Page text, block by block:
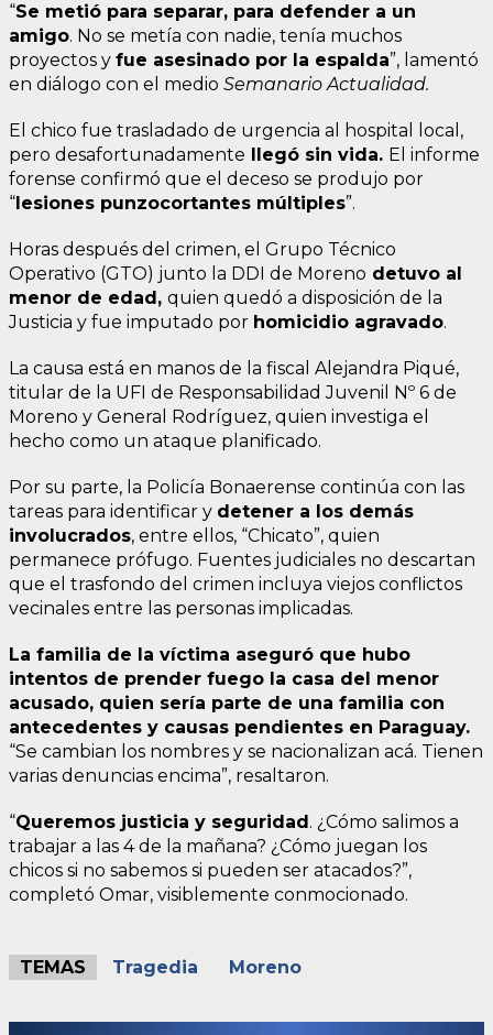
“Se metió para separar, para defender a un
amigo. No se metía con nadie, tenía muchos
proyectos y fue asesinado por la espalda”, lamentó
en diálogo con el medio Semanario Actualidad.
El chico fue trasladado de urgencia al hospital local,
pero desafortunadamente llegó sin vida. El informe
forense confirmó que el deceso se produjo por
“lesiones punzocortantes múltiples”.
Horas después del crimen, el Grupo Técnico
Operativo (GTO) junto la DDI de Moreno detuvo al
menor de edad, quien quedó a disposición de la
Justicia y fue imputado por homicidio agravado.
La causa está en manos de la fiscal Alejandra Piqué,
titular de la UFI de Responsabilidad Juvenil Nº 6 de
Moreno y General Rodríguez, quien investiga el
hecho como un ataque planificado.
Por su parte, la Policía Bonaerense continúa con las
tareas para identificar y detener a los demás
involucrados, entre ellos, “Chicato”, quien
permanece prófugo. Fuentes judiciales no descartan
que el trasfondo del crimen incluya viejos conflictos
vecinales entre las personas implicadas.
La familia de la víctima aseguró que hubo
intentos de prender fuego la casa del menor
acusado, quien sería parte de una familia con
antecedentes y causas pendientes en Paraguay.
“Se cambian los nombres y se nacionalizan acá. Tienen
varias denuncias encima”, resaltaron.
“Queremos justicia y seguridad. ¿Cómo salimos a
trabajar a las 4 de la mañana? ¿Cómo juegan los
chicos si no sabemos si pueden ser atacados?”,
completó Omar, visiblemente conmocionado.
TEMAS Tragedia Moreno